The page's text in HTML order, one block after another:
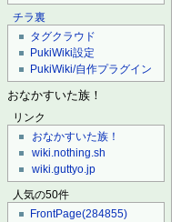
チラ裏
タグクラウド
PukiWiki設定
PukiWiki/自作プラグイン
おなかすいた族！
リンク
おなかすいた族！
wiki.nothing.sh
wiki.guttyo.jp
人気の50件
FrontPage(284855)